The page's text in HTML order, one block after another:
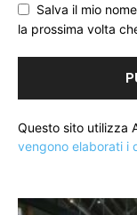
Salva il mio
la prossima volta
Questo sito utilizza
vengono elaborati i